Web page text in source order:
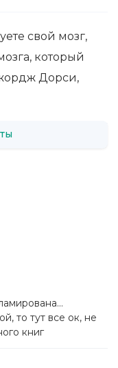
свой мозг,
который
Дорси,
то тут все ок, не
книг